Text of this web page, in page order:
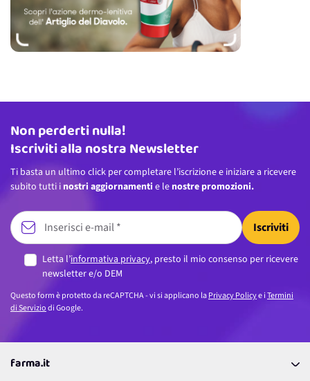
Indirizzo email
Non perderti nulla!
Iscriviti alla nostra Newsletter
Ti basta un ultimo click per completare l’iscrizione e iniziare a ricevere
subito tutti i nostri aggiornamenti e le nostre promozioni.
Iscriviti
Letta l’informativa privacy, presto il mio consenso per ricevere
newsletter e/o DEM
Questo form è protetto da reCAPTCHA - vi si applicano laPrivacy Policye iTermini
di Serviziodi Google.
farma.it